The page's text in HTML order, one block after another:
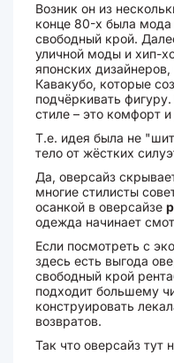
Возник он из
конце 80-х была
свободный крой.
уличной моды и хип-
японских
Кавакубо, которые
подчёркивать
стиле – это комфорт
Т.е. идея была не
тело от жёстких
Да, оверсайз
многие стилисты
осанкой в оверсайзе
одежда начинает
Если посмотреть с
здесь есть выгода
свободный крой
подходит большему
конструировать
возвратов.
Так что оверсайз тут